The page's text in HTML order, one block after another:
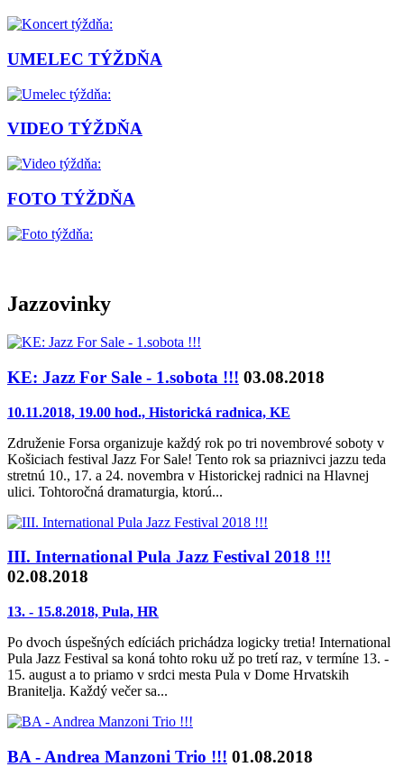
UMELEC TÝŽDŇA
VIDEO TÝŽDŇA
FOTO TÝŽDŇA
Jazzovinky
KE: Jazz For Sale - 1.sobota !!! 03.08.2018
10.11.2018, 19.00 hod., Historická radnica, KE
Združenie Forsa organizuje každý rok po tri novembrové soboty v
Košiciach festival Jazz For Sale! Tento rok sa priaznivci jazzu teda
stretnú 10., 17. a 24. novembra v Historickej radnici na Hlavnej
ulici. Tohtoročná dramaturgia, ktorú...
III. International Pula Jazz Festival 2018 !!!
02.08.2018
13. - 15.8.2018, Pula, HR
Po dvoch úspešných edíciách prichádza logicky tretia! International
Pula Jazz Festival sa koná tohto roku už po tretí raz, v termíne 13. -
15. august a to priamo v srdci mesta Pula v Dome Hrvatskih
Branitelja. Každý večer sa...
BA - Andrea Manzoni Trio !!! 01.08.2018